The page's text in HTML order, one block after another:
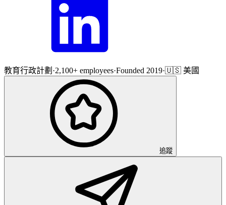
教育行政計劃 ·2,100+ employees·Founded 2019·🇺🇸 美國
追蹤